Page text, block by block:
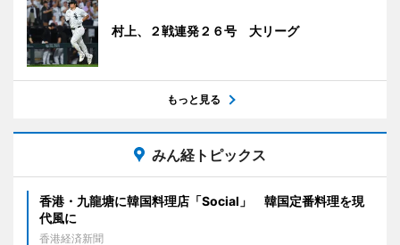
村上、２戦連発２６号 大リーグ
もっと見る
みん経トピックス
香港・九龍塘に韓国料理店「Social」 韓国定番料理を現
代風に
香港経済新聞